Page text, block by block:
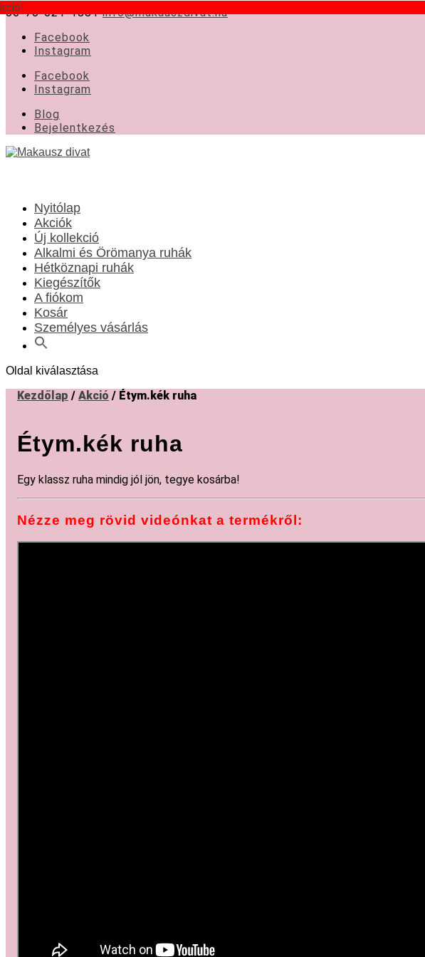
06-70-621-1881 info@makauszdivat.hu
Facebook
Instagram
Facebook
Instagram
Blog
Bejelentkezés
Nyitólap
Akciók
Új kollekció
Alkalmi és Örömanya ruhák
Hétköznapi ruhák
Kiegészítők
A fiókom
Kosár
Személyes vásárlás
Oldal kiválasztása
Kezdőlap / Akció / Étym.kék ruha
Étym.kék ruha
Egy klassz ruha mindig jól jön, tegye kosárba!
Nézze meg rövid videónkat a termékről: